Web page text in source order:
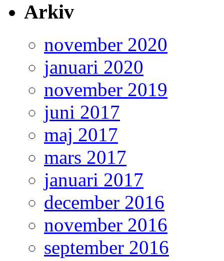
Arkiv
november 2020
januari 2020
november 2019
juni 2017
maj 2017
mars 2017
januari 2017
december 2016
november 2016
september 2016